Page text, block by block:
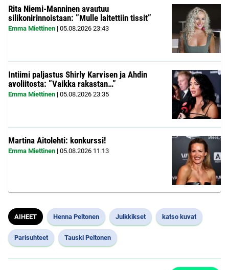
Rita Niemi-Manninen avautuu
silikonirinnoistaan: ”Mulle laitettiin tissit”
Emma Miettinen | 05.08.2026 23:43
Intiimi paljastus Shirly Karvisen ja Ahdin
avoliitosta: ”Vaikka rakastan…”
Emma Miettinen | 05.08.2026 23:35
Martina Aitolehti: konkurssi!
Emma Miettinen | 05.08.2026 11:13
AIHEET Henna Peltonen Julkkikset katso kuvat
Parisuhteet Tauski Peltonen